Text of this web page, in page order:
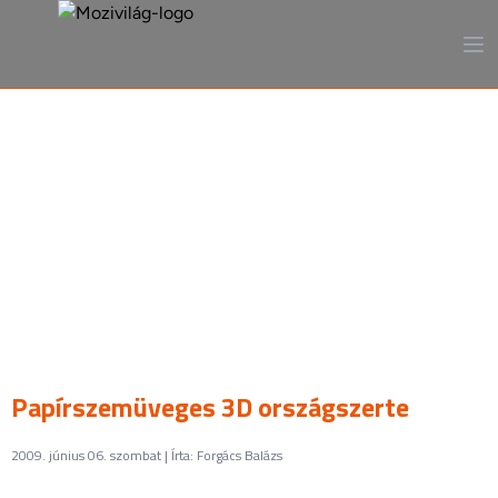
Papírszemüveges 3D országszerte
2009. június 06. szombat | Írta: Forgács Balázs